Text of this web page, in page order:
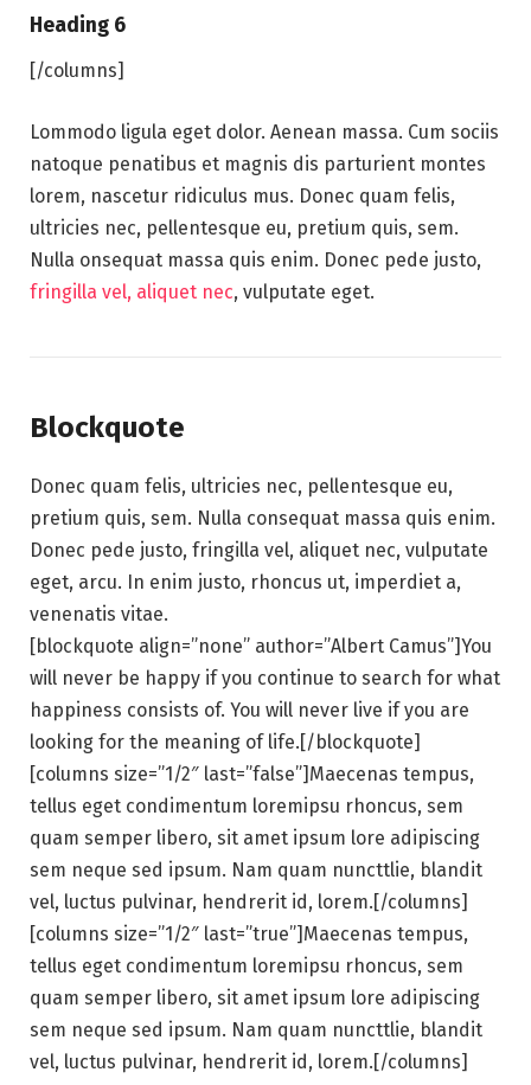
Heading 6
[/columns]
Lommodo ligula eget dolor. Aenean massa. Cum sociis
natoque penatibus et magnis dis parturient montes
lorem, nascetur ridiculus mus. Donec quam felis,
ultricies nec, pellentesque eu, pretium quis, sem.
Nulla onsequat massa quis enim. Donec pede justo,
fringilla vel, aliquet nec, vulputate eget.
Blockquote
Donec quam felis, ultricies nec, pellentesque eu,
pretium quis, sem. Nulla consequat massa quis enim.
Donec pede justo, fringilla vel, aliquet nec, vulputate
eget, arcu. In enim justo, rhoncus ut, imperdiet a,
venenatis vitae.
[blockquote align=”none” author=”Albert Camus”]You
will never be happy if you continue to search for what
happiness consists of. You will never live if you are
looking for the meaning of life.[/blockquote]
[columns size=”1/2″ last=”false”]Maecenas tempus,
tellus eget condimentum loremipsu rhoncus, sem
quam semper libero, sit amet ipsum lore adipiscing
sem neque sed ipsum. Nam quam nuncttlie, blandit
vel, luctus pulvinar, hendrerit id, lorem.[/columns]
[columns size=”1/2″ last=”true”]Maecenas tempus,
tellus eget condimentum loremipsu rhoncus, sem
quam semper libero, sit amet ipsum lore adipiscing
sem neque sed ipsum. Nam quam nuncttlie, blandit
vel, luctus pulvinar, hendrerit id, lorem.[/columns]